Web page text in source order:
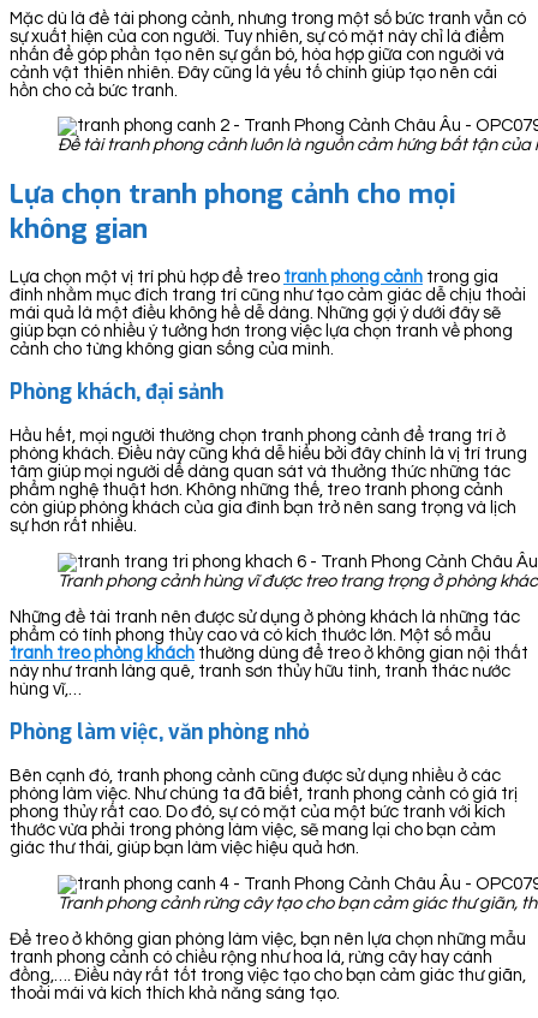
Mặc dù là đề tài phong cảnh, nhưng trong một số bức tranh vẫn có
sự xuất hiện của con người. Tuy nhiên, sự có mặt này chỉ là điểm
nhấn để góp phần tạo nên sự gắn bó, hòa hợp giữa con người và
cảnh vật thiên nhiên. Đây cũng là yếu tố chính giúp tạo nên cái
hồn cho cả bức tranh.
Đề tài tranh phong cảnh luôn là nguồn cảm hứng bất tận của
Lựa chọn tranh phong cảnh cho mọi
không gian
Lựa chọn một vị trí phù hợp để treo tranh phong cảnh trong gia
đình nhằm mục đích trang trí cũng như tạo cảm giác dễ chịu thoải
mái quả là một điều không hề dễ dàng. Những gợi ý dưới đây sẽ
giúp bạn có nhiều ý tưởng hơn trong việc lựa chọn tranh về phong
cảnh cho từng không gian sống của mình.
Phòng khách, đại sảnh
Hầu hết, mọi người thường chọn tranh phong cảnh để trang trí ở
phòng khách. Điều này cũng khá dễ hiểu bởi đây chính là vị trí trung
tâm giúp mọi người dễ dàng quan sát và thưởng thức những tác
phẩm nghệ thuật hơn. Không những thế, treo tranh phong cảnh
còn giúp phòng khách của gia đình bạn trở nên sang trọng và lịch
sự hơn rất nhiều.
Tranh phong cảnh hùng vĩ được treo trang trọng ở phòng
Những đề tài tranh nên được sử dụng ở phòng khách là những tác
phẩm có tính phong thủy cao và có kích thước lớn. Một số mẫu
tranh treo phòng khách thường dùng để treo ở không gian nội thất
này như tranh làng quê, tranh sơn thủy hữu tình, tranh thác nước
hùng vĩ,…
Phòng làm việc, văn phòng nhỏ
Bên cạnh đó, tranh phong cảnh cũng được sử dụng nhiều ở các
phòng làm việc. Như chúng ta đã biết, tranh phong cảnh có giá trị
phong thủy rất cao. Do đó, sự có mặt của một bức tranh với kích
thước vừa phải trong phòng làm việc, sẽ mang lại cho bạn cảm
giác thư thái, giúp bạn làm việc hiệu quả hơn.
Tranh phong cảnh rừng cây tạo cho bạn cảm giác thư giãn,
Để treo ở không gian phòng làm việc, bạn nên lựa chọn những mẫu
tranh phong cảnh có chiều rộng như hoa lá, rừng cây hay cánh
đồng,…. Điều này rất tốt trong việc tạo cho bạn cảm giác thư giãn,
thoải mái và kích thích khả năng sáng tạo.